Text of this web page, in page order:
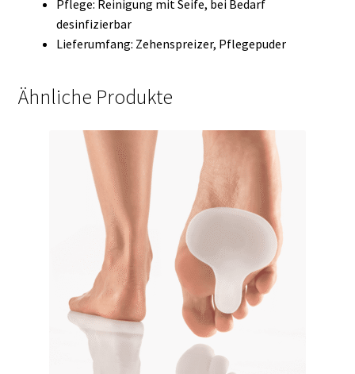
Pflege: Reinigung mit Seife, bei Bedarf
desinfizierbar
Lieferumfang: Zehenspreizer, Pflegepuder
Ähnliche Produkte